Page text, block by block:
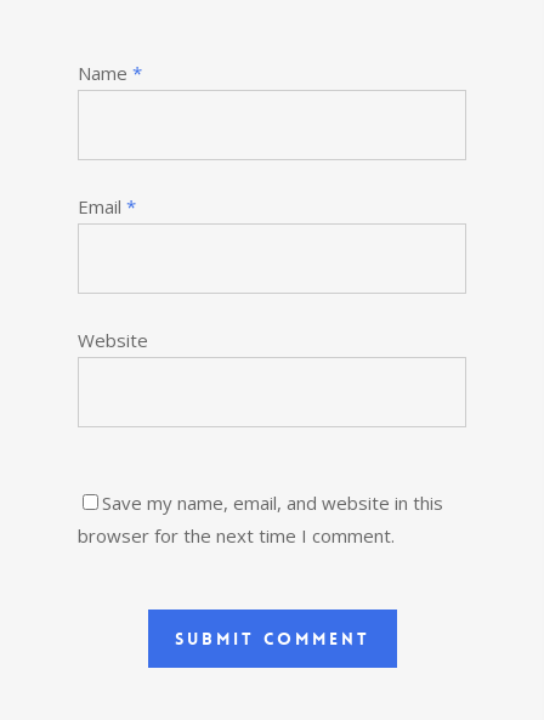
Name *
Email *
Website
Save my name, email, and website in this
browser for the next time I comment.